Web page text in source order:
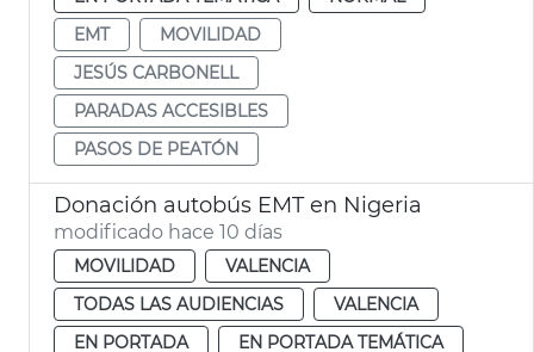
EMT
MOVILIDAD
JESÚS CARBONELL
PARADAS ACCESIBLES
PASOS DE PEATÓN
Donación autobús EMT en Nigeria
modificado hace 10 días
MOVILIDAD
VALENCIA
TODAS LAS AUDIENCIAS
VALENCIA
EN PORTADA
EN PORTADA TEMÁTICA